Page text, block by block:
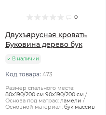
0
Двухъярусная кровать
Буковина дерево бук
В наличии
Код товара: 473
Размер спального места:
80х190/200 см 90х190/200 см
Основа под матрас: ламели
Основной материал: бук массив